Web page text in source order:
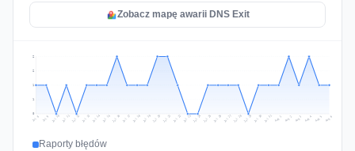
Zobacz mapę awarii DNS Exit
1
1
2
2
Jul 8 Jul 9 Jul 10 Jul 11 Jul 12 Jul 13 Jul 14 Jul 15 Jul 16 Jul 17 Jul 18 Jul 19 Jul 20 Jul 21 Jul 22 Jul 23 Jul 24 Jul 25 Jul 26 Jul 27 Jul 28 Jul 29 Jul 30 Jul 31 Aug 1 Aug 2 Aug 3 Aug 4 Aug 5 Aug 6
Raporty błędów